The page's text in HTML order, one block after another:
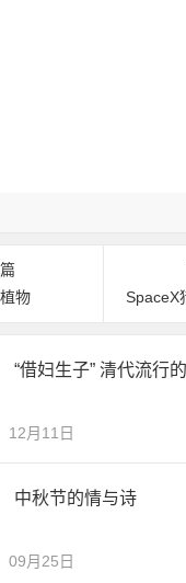
物
SpaceX猎鹰9
“借妇生子” 清代流行
12月11日
中秋节的情与诗
09月25日